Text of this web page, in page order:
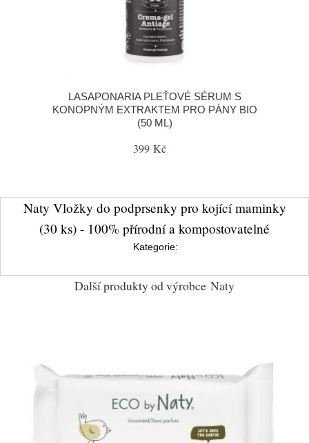
LASAPONARIA PLEŤOVÉ SÉRUM S
KONOPNÝM EXTRAKTEM PRO PÁNY BIO
(50 ML)
399 Kč
Naty Vložky do podprsenky pro kojící maminky
(30 ks) - 100% přírodní a kompostovatelné
Kategorie:
Další produkty od výrobce Naty